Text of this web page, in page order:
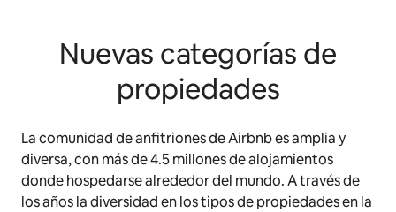
Nuevas categorías de
propiedades
La comunidad de anfitriones de Airbnb es amplia y
diversa, con más de 4.5 millones de alojamientos
donde hospedarse alrededor del mundo. A través de
los años la diversidad en los tipos de propiedades en la